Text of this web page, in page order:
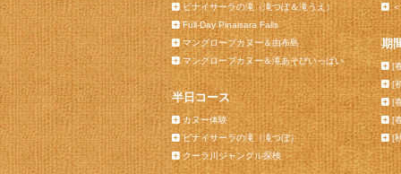
ピナイサーラの滝（滝つぼ＆滝うえ）
Full-Day Pinaisara Falls
マングローブカヌー＆由布島
マングローブカヌー＆滝あそびいっぱい
半日コース
カヌー体験
ピナイサーラの滝（滝つぼ）
クーラ川ジャングル探検
期
[
[
[
[
[